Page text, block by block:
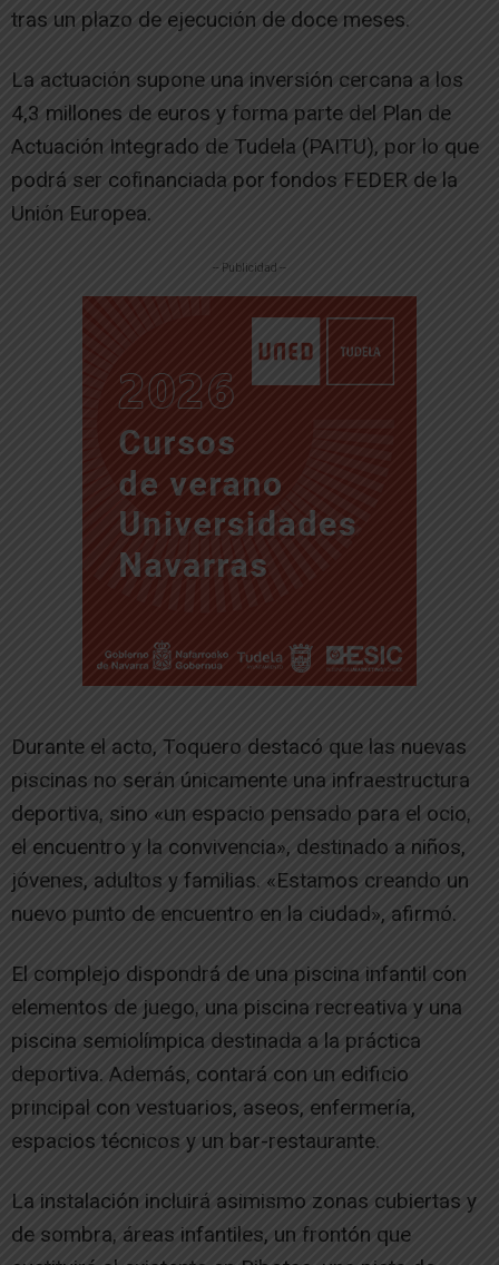
tras un plazo de ejecución de doce meses.
La actuación supone una inversión cercana a los
4,3 millones de euros y forma parte del Plan de
Actuación Integrado de Tudela (PAITU), por lo que
podrá ser cofinanciada por fondos FEDER de la
Unión Europea.
-- Publicidad --
Durante el acto, Toquero destacó que las nuevas
piscinas no serán únicamente una infraestructura
deportiva, sino «un espacio pensado para el ocio,
el encuentro y la convivencia», destinado a niños,
jóvenes, adultos y familias. «Estamos creando un
nuevo punto de encuentro en la ciudad», afirmó.
El complejo dispondrá de una piscina infantil con
elementos de juego, una piscina recreativa y una
piscina semiolímpica destinada a la práctica
deportiva. Además, contará con un edificio
principal con vestuarios, aseos, enfermería,
espacios técnicos y un bar-restaurante.
La instalación incluirá asimismo zonas cubiertas y
de sombra, áreas infantiles, un frontón que